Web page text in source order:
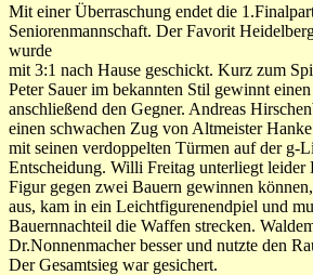
Mit einer Überraschung endet die
Seniorenmannschaft. Der Favorit
wurde
mit 3:1 nach Hause geschickt. Kurz zum
Peter Sauer im bekannten Stil gewinnt
anschließend den Gegner. Andreas
einen schwachen Zug von Altmeister
mit seinen verdoppelten Türmen auf der g-
Entscheidung. Willi Freitag unterliegt leider
Figur gegen zwei Bauern gewinnen
aus, kam in ein Leichtfigurenendpiel und
Bauernnachteil die Waffen strecken.
Dr.Nonnenmacher besser und nutzte den
Der Gesamtsieg war gesichert.